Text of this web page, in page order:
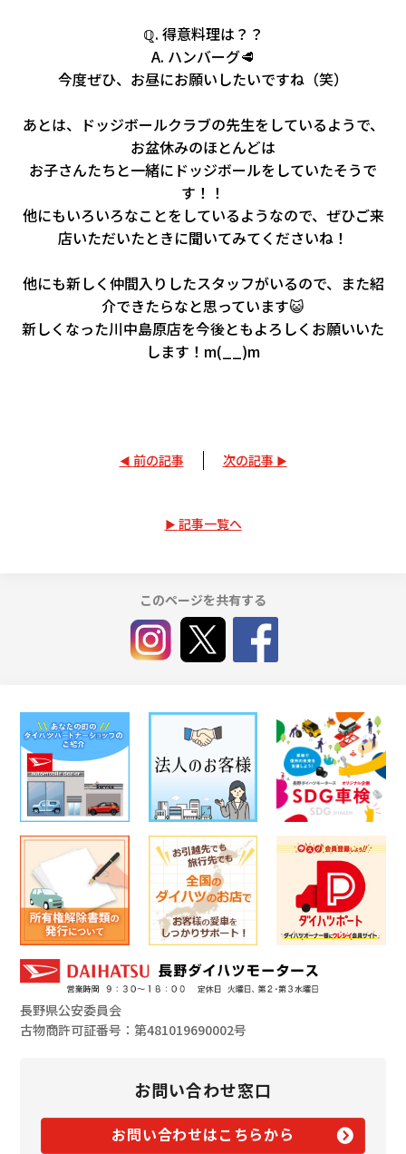
ℚ. 得意料理は？？
A. ハンバーグ🥩
今度ぜひ、お昼にお願いしたいですね（笑）
あとは、ドッジボールクラブの先生をしているようで、
お盆休みのほとんどは
お子さんたちと一緒にドッジボールをしていたそうで
す！！
他にもいろいろなことをしているようなので、ぜひご来
店いただいたときに聞いてみてくださいね！
他にも新しく仲間入りしたスタッフがいるので、また紹
介できたらなと思っています😺
新しくなった川中島原店を今後ともよろしくお願いいた
します！m(__)m
前の記事 次の記事
記事一覧へ
このページを共有する
長野県公安委員会
古物商許可証番号：第481019690002号
お問い合わせ窓口
お問い合わせはこちらから